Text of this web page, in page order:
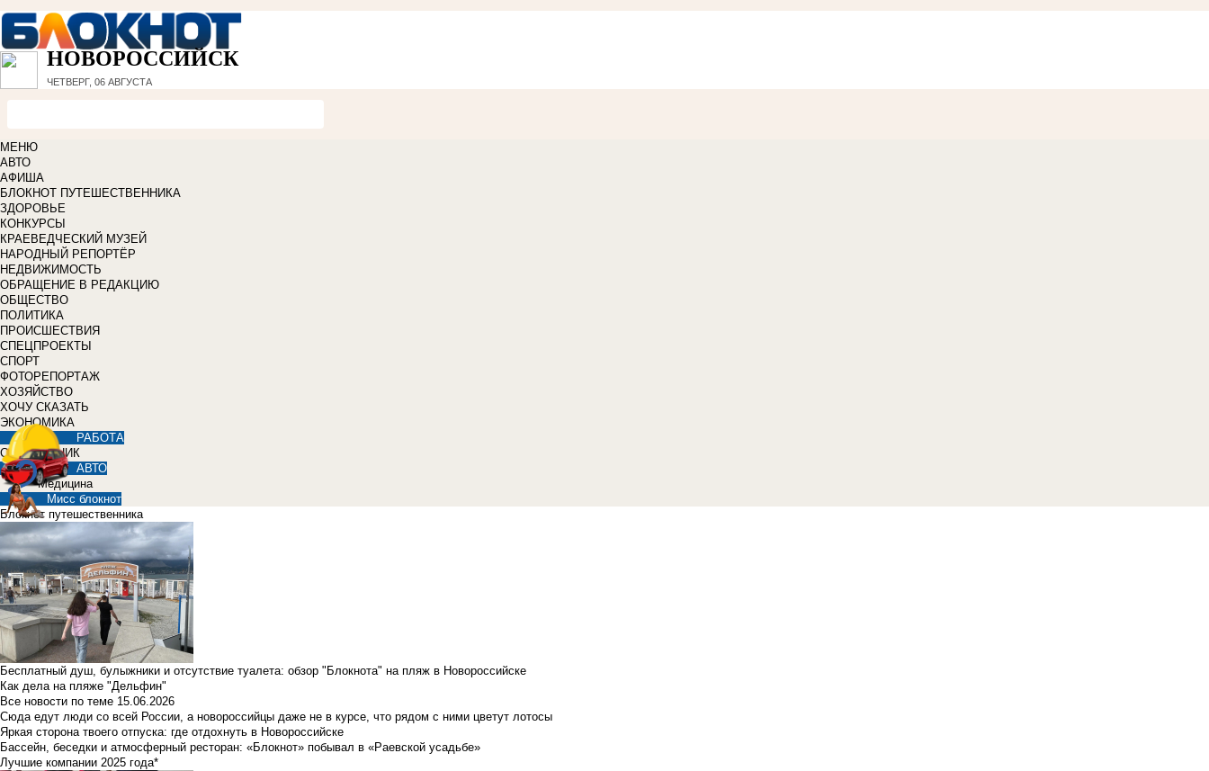
НОВОРОССИЙСК
ЧЕТВЕРГ, 06 АВГУСТА
МЕНЮ
АВТО
АФИША
БЛОКНОТ ПУТЕШЕСТВЕННИКА
ЗДОРОВЬЕ
КОНКУРСЫ
КРАЕВЕДЧЕСКИЙ МУЗЕЙ
НАРОДНЫЙ РЕПОРТЁР
НЕДВИЖИМОСТЬ
ОБРАЩЕНИЕ В РЕДАКЦИЮ
ОБЩЕСТВО
ПОЛИТИКА
ПРОИСШЕСТВИЯ
СПЕЦПРОЕКТЫ
СПОРТ
ФОТОРЕПОРТАЖ
ХОЗЯЙСТВО
ХОЧУ СКАЗАТЬ
ЭКОНОМИКА
РАБОТА
СПРАВОЧНИК
АВТО
Медицина
Мисс блокнот
Блокнот путешественника
Бесплатный душ, булыжники и отсутствие туалета: обзор "Блокнота" на пляж в Новороссийске
Как дела на пляже "Дельфин"
Все новости по теме 15.06.2026
Сюда едут люди со всей России, а новороссийцы даже не в курсе, что рядом с ними цветут лотосы
Яркая сторона твоего отпуска: где отдохнуть в Новороссийске
Бассейн, беседки и атмосферный ресторан: «Блокнот» побывал в «Раевской усадьбе»
Лучшие компании 2025 года*